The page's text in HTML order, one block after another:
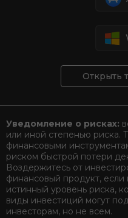
Открыть
Уведомление о рисках:
или иной степенью риска.
финансовыми
риском быстрой потери
Воздержитесь от
финансовый продукт,
истинный уровень риска,
виды инвестиций могут
инвесторам, но не всем.